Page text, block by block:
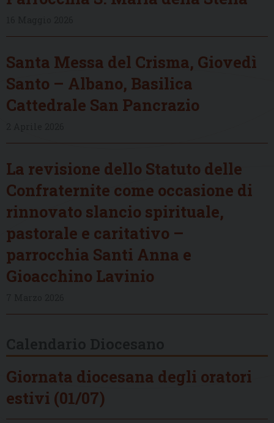
Santa Messa del Crisma, Giovedì
Santo – Albano, Basilica
Cattedrale San Pancrazio
La revisione dello Statuto delle
Confraternite come occasione di
rinnovato slancio spirituale,
pastorale e caritativo –
parrocchia Santi Anna e
Gioacchino Lavinio
Giornata diocesana degli oratori
estivi (01/07)